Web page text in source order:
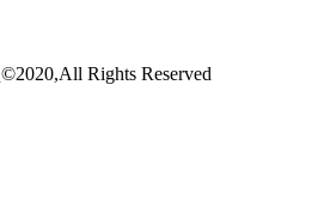
©2020,All Rights Reserved